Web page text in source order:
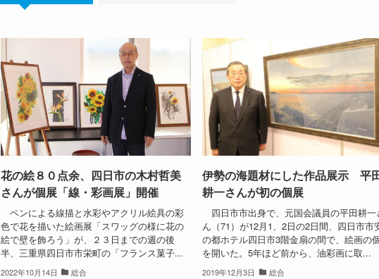
花の絵８０点余、四日市の木村哲美
さんが個展「線・彩画展」開催
ペンによる線描と水彩やアクリル絵具の彩
色で花を描いた絵画展「スワッグの様に花の
絵で壁を飾ろう」が、２３日までの週の後
半、三重県四日市市栄町の「フランス菓子...
2022年10月14日 総合
伊勢の海題材にした作品展示 平
耕一さんが初の個展
四日市市出身で、元国会議員の平田耕一
ん（71）が12月1、2日の2日間、四日市市
の都ホテル四日市3階金扇の間で、絵画の
を開いた。5年ほど前から、油彩画に取...
2019年12月3日 総合